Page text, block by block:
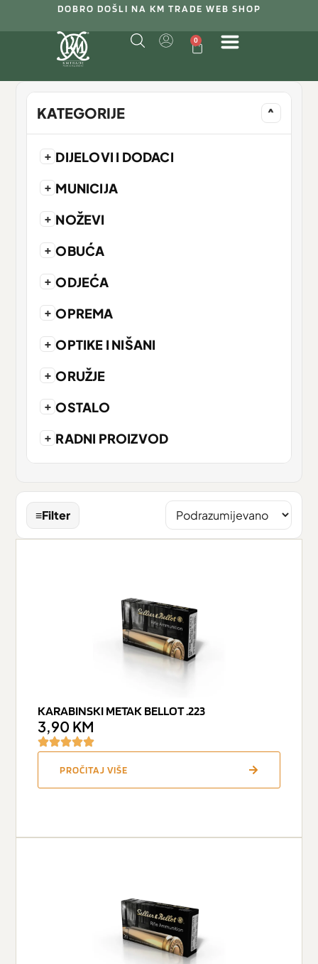
DOBRO DOŠLI NA KM TRADE WEB SHOP
0
KATEGORIJE ^
+ DIJELOVI I DODACI
+ MUNICIJA
+ NOŽEVI
+ OBUĆA
+ ODJEĆA
+ OPREMA
+ OPTIKE I NIŠANI
+ ORUŽJE
+ OSTALO
+ RADNI PROIZVOD
≡Filter
KARABINSKI METAK BELLOT .223
3,90 KM
PROČITAJ VIŠE